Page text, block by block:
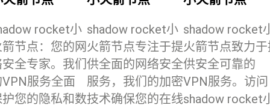
rocket小
节点：您的网
全专家。我们
服务全面
您的隐私和数
shadow rocket小
火箭节点专注于提
供全面的网络安全
服务，我们的加密
技术确保您的在线
shadow rocket
火箭节点致力
供安全可靠的
VPN服务。访问
shadow rocket